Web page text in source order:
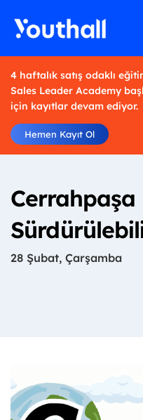
4 haftalık satış odaklı
Sales Leader Academy
için kayıtlar devam ediyor.
Hemen Kayıt Ol
Cerrahpaşa
28 Şubat, Çarşamba